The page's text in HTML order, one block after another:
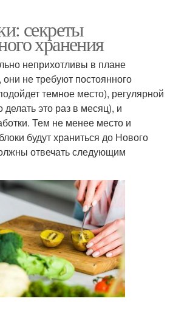
секреты
хранения
неприхотливы в плане
не требуют постоянного
темное место), регулярной
делать это раз в месяц), и
Тем не менее место и
будут храниться до Нового
отвечать следующим